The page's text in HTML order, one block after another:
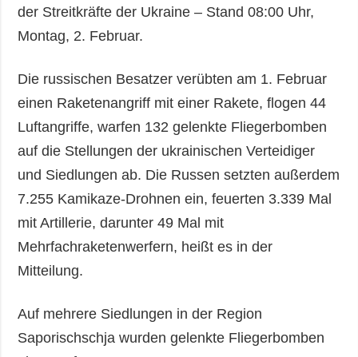
der Streitkräfte der Ukraine – Stand 08:00 Uhr,
Montag, 2. Februar.
Die russischen Besatzer verübten am 1. Februar
einen Raketenangriff mit einer Rakete, flogen 44
Luftangriffe, warfen 132 gelenkte Fliegerbomben
auf die Stellungen der ukrainischen Verteidiger
und Siedlungen ab. Die Russen setzten außerdem
7.255 Kamikaze-Drohnen ein, feuerten 3.339 Mal
mit Artillerie, darunter 49 Mal mit
Mehrfachraketenwerfern, heißt es in der
Mitteilung.
Auf mehrere Siedlungen in der Region
Saporischschja wurden gelenkte Fliegerbomben